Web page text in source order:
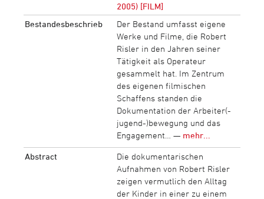
2005) [FILM]
Bestandesbeschrieb
Der Bestand umfasst eigene
Werke und Filme, die Robert
Risler in den Jahren seiner
Tätigkeit als Operateur
gesammelt hat. Im Zentrum
des eigenen filmischen
Schaffens standen die
Dokumentation der Arbeiter(-
jugend-)bewegung und das
Engagement… — mehr...
Abstract
Die dokumentarischen
Aufnahmen von Robert Risler
zeigen vermutlich den Alltag
der Kinder in einer zu einem